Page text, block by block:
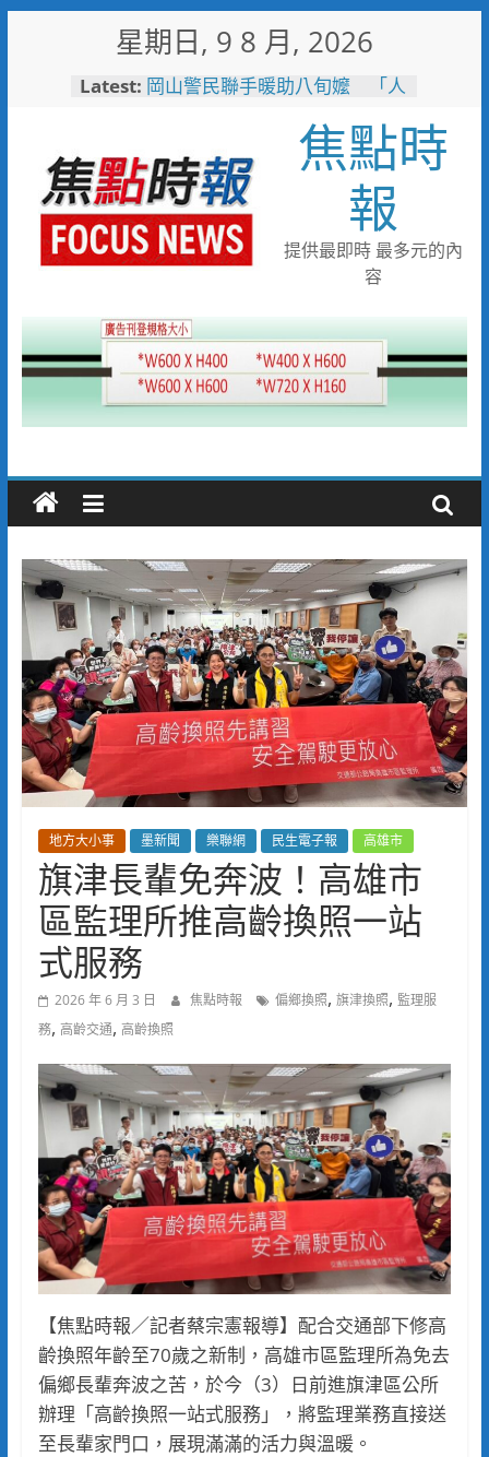
星期日, 9 8 月, 2026
Latest: 岡山警民聯手暖助八旬嬤 「人
高雄4,599件作品傳遞拒毒信
念 「2026港都反毒盃」用畫
筆打造兒童防毒力
498位大專青年返鄉 彰化暑期
工讀營隊結業
彰化縣運會6項10人破大會紀錄
臺南社區防暴劇力拚全國 環湖
社區奪季軍、民榮社區獲佳作
焦點時
報
提供最即時 最多元的內
容
地方大小事 墨新聞 樂聯網 民生電子報 高雄市
旗津長輩免奔波！高雄市
區監理所推高齡換照一站
式服務
2026 年 6 月 3 日 焦點時報 偏鄉換照, 旗津換照, 監理服
務, 高齡交通, 高齡換照
【焦點時報／記者蔡宗憲報導】配合交通部下修高
齡換照年齡至70歲之新制，高雄市區監理所為免去
偏鄉長輩奔波之苦，於今（3）日前進旗津區公所
辦理「高齡換照一站式服務」，將監理業務直接送
至長輩家門口，展現滿滿的活力與溫暖。